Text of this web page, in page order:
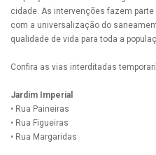
cidade. As intervenções fazem
com a universalização do
qualidade de vida para toda a
Confira as vias interditadas
Jardim Imperial
• Rua Paineiras
• Rua Figueiras
• Rua Margaridas